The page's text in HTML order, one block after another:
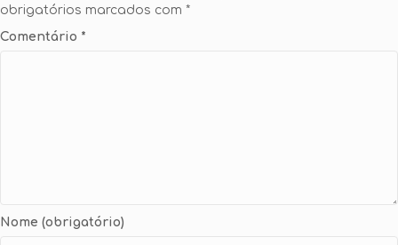
obrigatórios marcados com *
Comentário *
Nome (obrigatório)